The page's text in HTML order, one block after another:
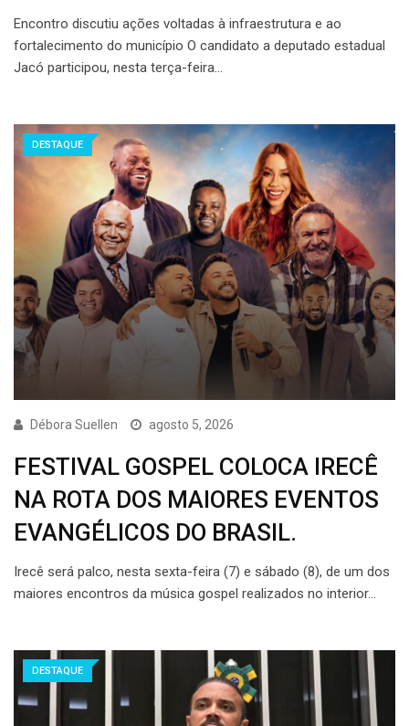
Encontro discutiu ações voltadas à infraestrutura e ao
fortalecimento do município O candidato a deputado estadual
Jacó participou, nesta terça-feira…
DESTAQUE
Débora Suellen agosto 5, 2026
FESTIVAL GOSPEL COLOCA IRECÊ
NA ROTA DOS MAIORES EVENTOS
EVANGÉLICOS DO BRASIL.
Irecê será palco, nesta sexta-feira (7) e sábado (8), de um dos
maiores encontros da música gospel realizados no interior…
DESTAQUE